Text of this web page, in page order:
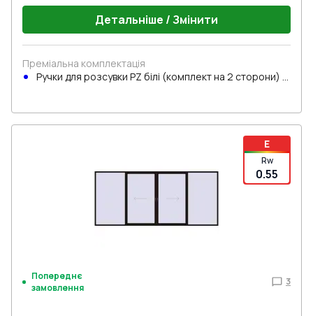
Детальніше / Змінити
Преміальна комплектація
Ручки для розсувки PZ білі (комплект на 2 сторони) з
E
Rw
0.55
Попереднє
замовлення
3